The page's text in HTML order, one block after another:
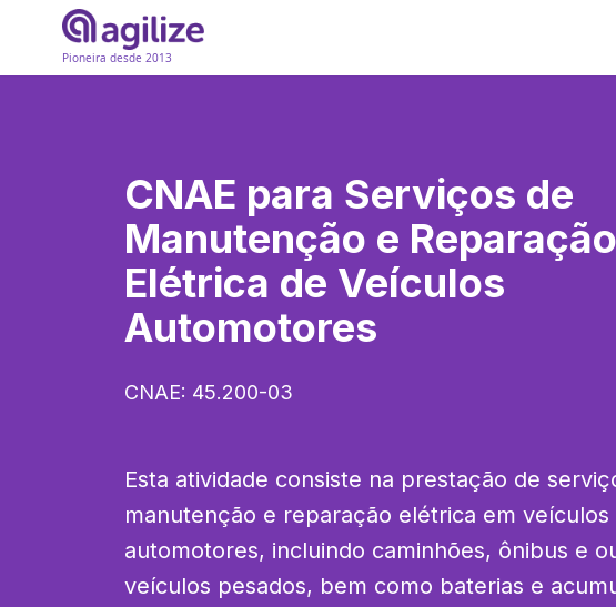
Pioneira desde 2013
CNAE para Serviços de
Manutenção e Reparação
Elétrica de Veículos
Automotores
CNAE: 45.200-03
Esta atividade consiste na prestação de
manutenção e reparação elétrica em veículos
automotores, incluindo caminhões, ônibus e
veículos pesados, bem como baterias e